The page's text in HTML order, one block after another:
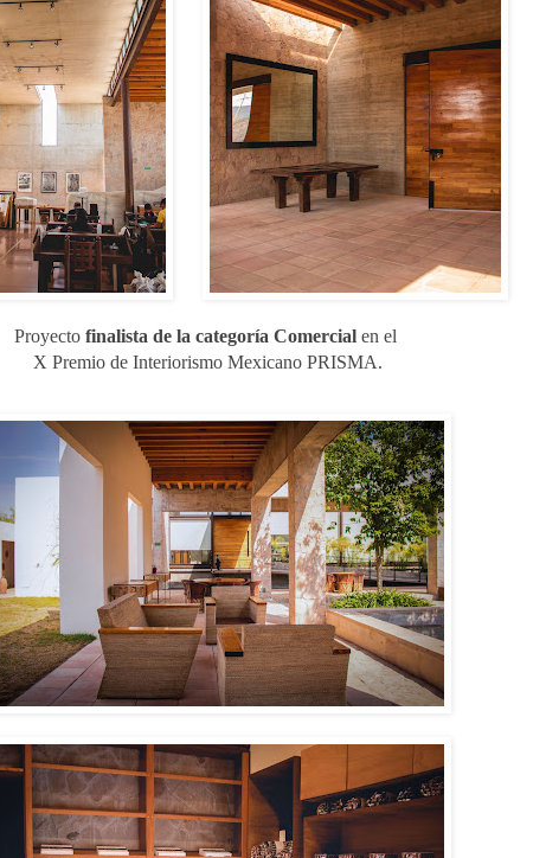
Proyecto finalista de la categoría Comercial en el
X Premio de Interiorismo Mexicano PRISMA.